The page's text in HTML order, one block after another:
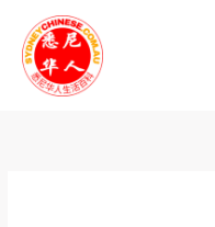
content